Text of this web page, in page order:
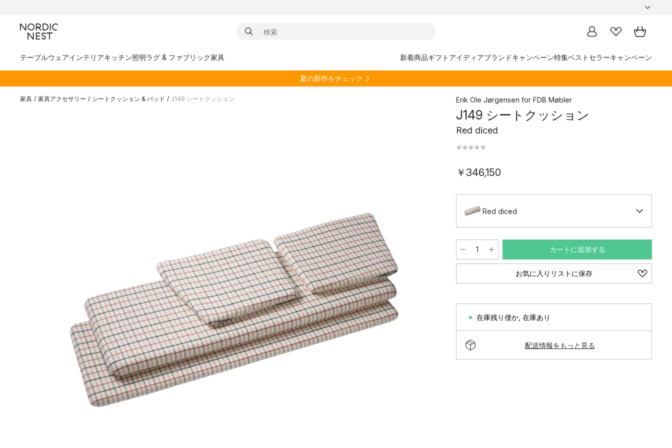
テーブルウェアインテリアキッチン照明ラグ & ファブリック家具 新着商品ギフトアイディアブランドキャンペーン特集ベストセラーキャンペーン
夏の新作をチェック
家具 / 家具アクセサリー / シートクッション & パッド / J149 シートクッション Erik Ole Jørgensen for FDB Møbler
J149 シートクッション
Red diced
￥346,150
Red diced
カートに追加する
お気に入りリストに保存
在庫残り僅か 在庫あり
配送情報をもっと見る